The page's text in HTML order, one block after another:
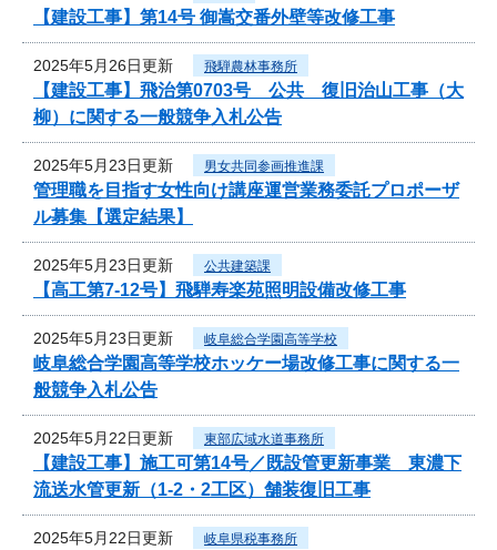
【建設工事】第14号 御嵩交番外壁等改修工事
2025年5月26日更新 飛騨農林事務所
【建設工事】飛治第0703号 公共 復旧治山工事（大
柳）に関する一般競争入札公告
2025年5月23日更新 男女共同参画推進課
管理職を目指す女性向け講座運営業務委託プロポーザ
ル募集【選定結果】
2025年5月23日更新 公共建築課
【高工第7-12号】飛騨寿楽苑照明設備改修工事
2025年5月23日更新 岐阜総合学園高等学校
岐阜総合学園高等学校ホッケー場改修工事に関する一
般競争入札公告
2025年5月22日更新 東部広域水道事務所
【建設工事】施工可第14号／既設管更新事業 東濃下
流送水管更新（1-2・2工区）舗装復旧工事
2025年5月22日更新 岐阜県税事務所